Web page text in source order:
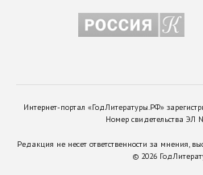
Интернет-портал «ГодЛитературы.РФ»
Номер свидетельства ЭЛ
Редакция не несет ответственности за мнения,
© 2026